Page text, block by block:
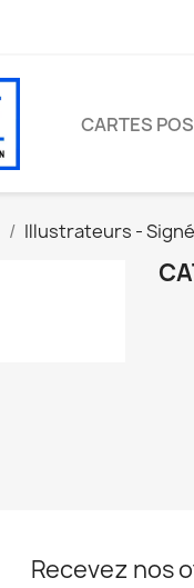
CARTES
Illustrateurs -
Recevez nos